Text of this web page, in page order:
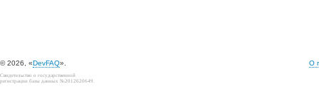
© 2026, «DevFAQ». О
Свидетельство о государственной
регистрации базы данных №2012620649.